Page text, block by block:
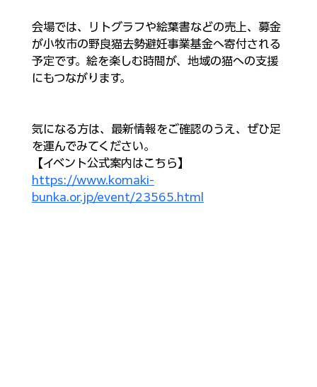
会場では、リトグラフや絵葉書などの売上、募金
が小牧市の野良猫去勢避妊事業基金へ寄付される
予定です。絵を楽しむ時間が、地域の猫への支援
にもつながります。
気になる方は、最新情報をご確認のうえ、ぜひ足
を運んでみてください。
【イベント公式案内はこちら】
https://www.komaki-
bunka.or.jp/event/23565.html